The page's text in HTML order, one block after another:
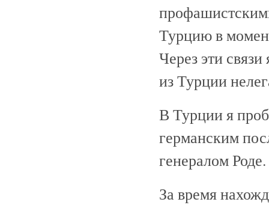
Турцию в
Через эти
из Турции
В Турции я
германским
генералом Роде.
За время